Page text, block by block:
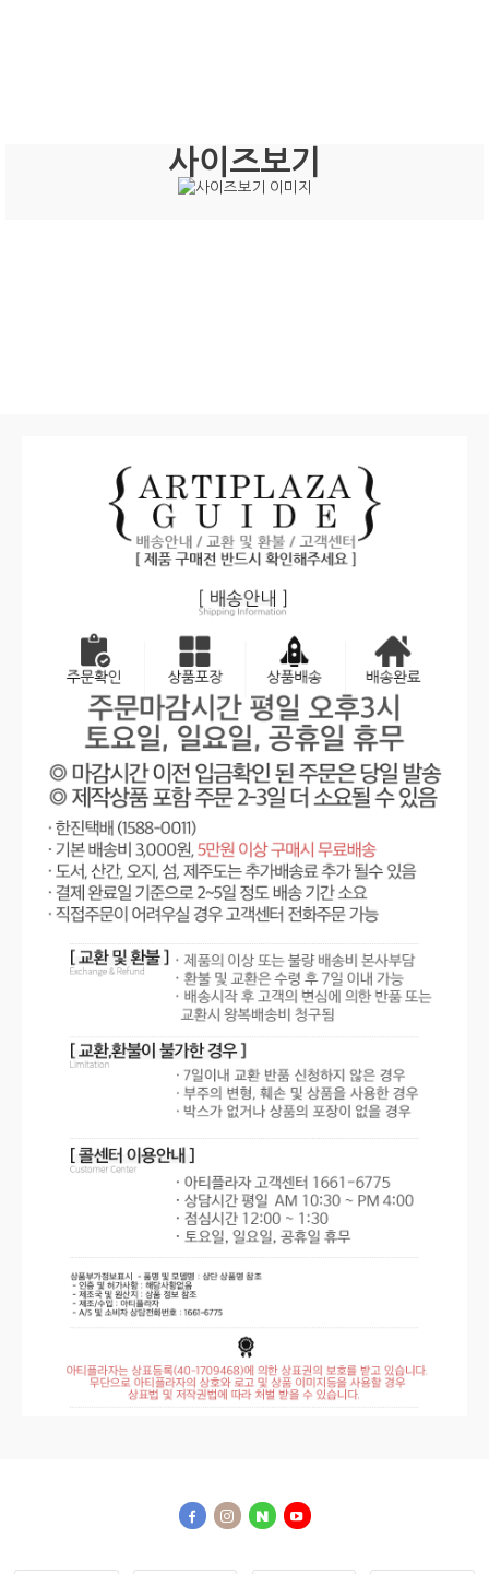
사이즈보기